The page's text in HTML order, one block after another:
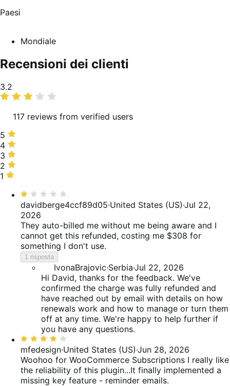
Paesi
Mondiale
Recensioni dei clienti
Valutazione
media
3.2
117 reviews from verified users
5
stelle,
33%
delle
recensioni
5
4
stelle,
18%
delle
4
3
stelle,
12%
recensioni
3
2
stelle,
delle
recensioni
2
1
30%
recensioni
1
Valutato
1
su
5
davidberge4ccf89d05·United States (US)·Jul 22,
2026
They auto-billed me without me being aware and I
cannot get this refunded, costing me $308 for
something I don't use.
1 risposta
IvonaBrajovic·Serbia·Jul 22, 2026
Hi David, thanks for the feedback. We've
confirmed the charge was fully refunded and
have reached out by email with details on how
renewals work and how to manage or turn them
off at any time. We're happy to help further if
you have any questions.
Valutato
4
su
5
mfedesign·United States (US)·Jun 28, 2026
Woohoo for WooCommerce Subscriptions I really like
the reliability of this plugin...It finally implemented a
missing key feature - reminder emails.